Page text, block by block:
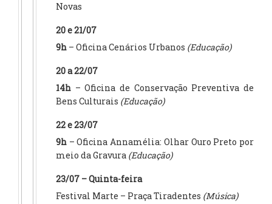
Novas
20 e 21/07
9h – Oficina Cenários Urbanos (Educação)
20 a 22/07
14h – Oficina de Conservação Preventiva de
Bens Culturais (Educação)
22 e 23/07
9h – Oficina Annamélia: Olhar Ouro Preto por
meio da Gravura (Educação)
23/07 – Quinta-feira
Festival Marte – Praça Tiradentes (Música)